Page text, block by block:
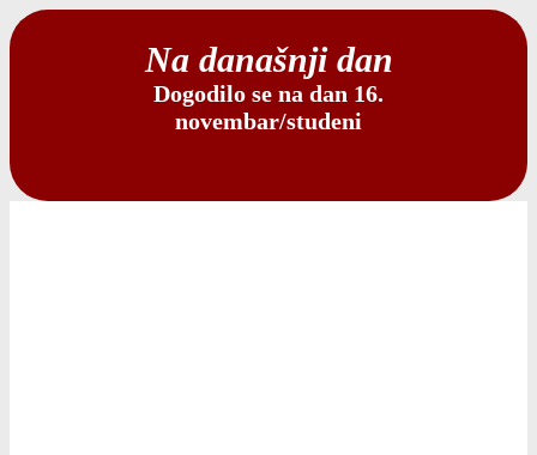
Na današnji dan
Dogodilo se na dan 16.
novembar/studeni